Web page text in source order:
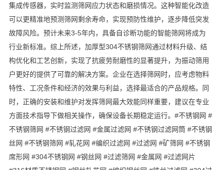
集成传感器，实时监测筛网应力状态和磨损情况。这种智能化改造
可以更精准地预测筛网剩余寿命，实现预防性维护，逐步降低突发
故障风险。预计未来3-5年内，具备自诊断功能的智能筛网将成为
行业新标准。综上所述，加厚型304不锈钢筛网通过材料升级、结
构优化和工艺创新，实现了抗疲劳耐磨性的显著提升，为振动筛用
户更好的提供了可靠的解决方案。企业在选择筛网时，应考虑物料
特性、工况条件和经济的效果与利益，选择最适合的产品规格。同
时，正确的安装和维护对发挥筛网最大效能同样重要，建议在专业
方面技术指导下做相关操作，确保设备长期稳定运行。#不锈钢网 #
不锈钢筛网 #不锈钢过滤网 #金属过滤网 #不锈钢过滤网筒 #不锈钢
丝网 #不锈钢筛网 #轧花网 #编织过滤网 #过滤网 #矿筛网 #不锈钢
席形网 #304不锈钢网 #钢丝网 #过滤筛网 #金属网 #过滤网片